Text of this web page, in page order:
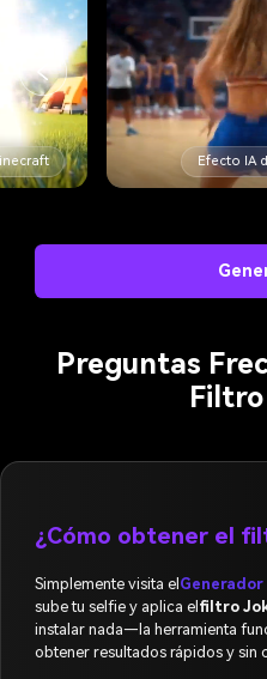
Efecto IA
Preguntas
¿Cómo obtener el
Simplemente visita el
sube tu selfie y aplica elfiltro
instalar nada—la herramienta
obtener resultados rápidos y sin